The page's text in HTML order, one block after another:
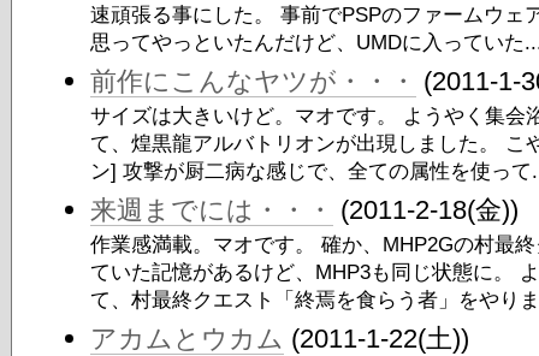
速頑張る事にした。 事前でPSPのファームウェ
思ってやっといたんだけど、UMDに入っていた
前作にこんなヤツが・・・ (2011-1-
サイズは大きいけど。マオです。 ようやく集会
て、煌黒龍アルバトリオンが出現しました。 こ
ン] 攻撃が厨二病な感じで、全ての属性を使って
来週までには・・・ (2011-2-18(金))
作業感満載。マオです。 確か、MHP2Gの村最
ていた記憶があるけど、MHP3も同じ状態に。
て、村最終クエスト「終焉を食らう者」をやり
アカムとウカム (2011-1-22(土))